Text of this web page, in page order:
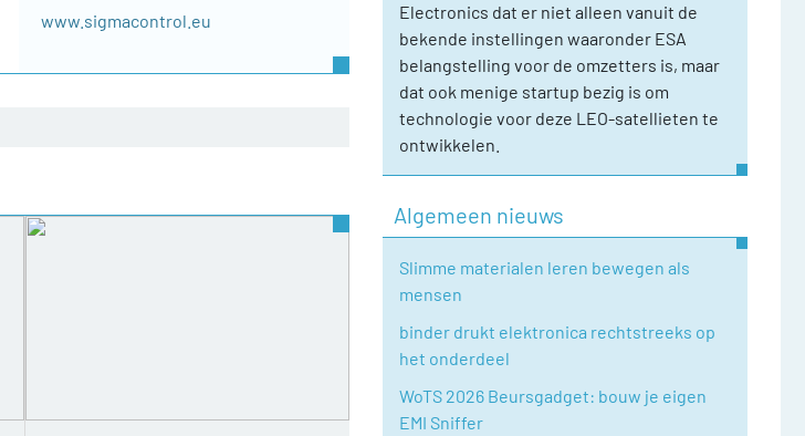
www.sigmacontrol.eu
Electronics dat er niet alleen vanuit de
bekende instellingen waaronder ESA
belangstelling voor de omzetters is, maar
dat ook menige startup bezig is om
technologie voor deze LEO-satellieten te
ontwikkelen.
Algemeen nieuws
Slimme materialen leren bewegen als
mensen
binder drukt elektronica rechtstreeks op
het onderdeel
WoTS 2026 Beursgadget: bouw je eigen
EMI Sniffer